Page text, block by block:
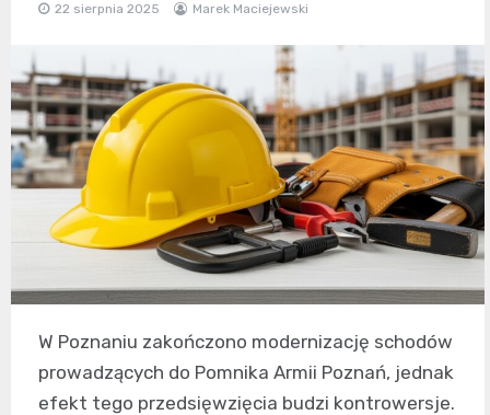
22 sierpnia 2025 Marek Maciejewski
W Poznaniu zakończono modernizację schodów
prowadzących do Pomnika Armii Poznań, jednak
efekt tego przedsięwzięcia budzi kontrowersje.